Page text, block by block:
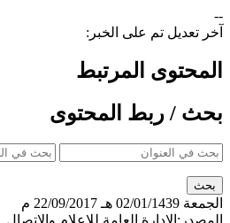
--
آخر تعديل تم على الخبر:
المحتوى المرتبط
بحث / ربط المحتوى
الجمعة 02/01/1439 هـ
22/09/2017 م
المصدر: الإدارة العامة للإعلام والاتصال